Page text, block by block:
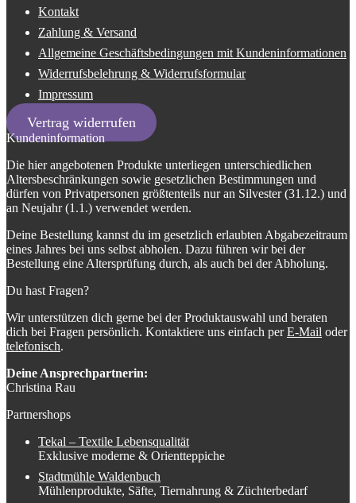
Kontakt
Zahlung & Versand
Allgemeine Geschäftsbedingungen mit Kundeninformationen
Widerrufsbelehrung & Widerrufsformular
Impressum
Vertrag widerrufen
Kundeninformation
Die hier angebotenen Produkte unterliegen unterschiedlichen
Altersbeschränkungen sowie gesetzlichen Bestimmungen und
dürfen von Privatpersonen größtenteils nur an Silvester (31.12.) und
an Neujahr (1.1.) verwendet werden.
Deine Bestellung kannst du im gesetzlich erlaubten Abgabezeitraum
eines Jahres bei uns selbst abholen. Dazu führen wir bei der
Bestellung eine Altersprüfung durch, als auch bei der Abholung.
Du hast Fragen?
Wir unterstützen dich gerne bei der Produktauswahl und beraten
dich bei Fragen persönlich. Kontaktiere uns einfach perE-Mail oder
telefonisch.
Deine Ansprechpartnerin:
Christina Rau
Partnershops
Tekal – Textile Lebensqualität
Exklusive moderne & Orientteppiche
Stadtmühle Waldenbuch
Mühlenprodukte, Säfte, Tiernahrung & Züchterbedarf